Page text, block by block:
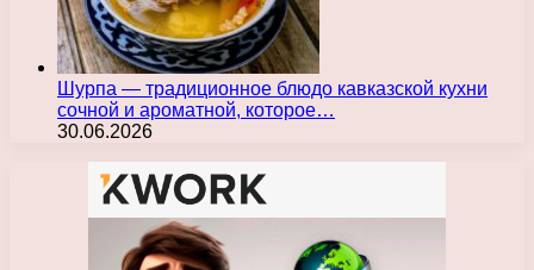
Шурпа — традиционное блюдо кавказской кухни
сочной и ароматной, которое…
30.06.2026